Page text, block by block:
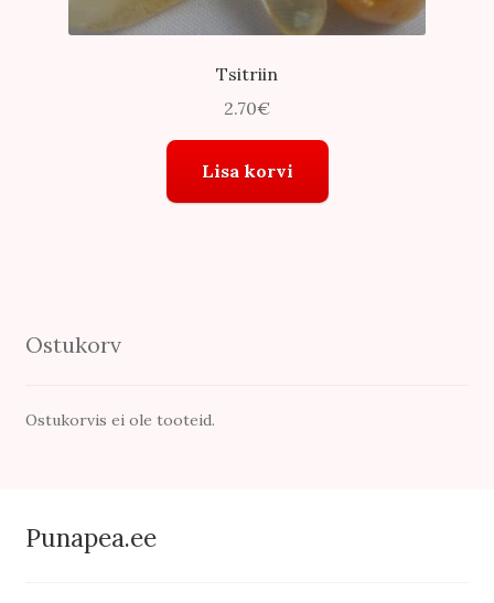
Tsitriin
2.70€
Lisa korvi
Ostukorv
Ostukorvis ei ole tooteid.
Punapea.ee